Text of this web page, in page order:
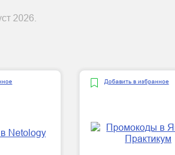
2026.
Добавить в избранное